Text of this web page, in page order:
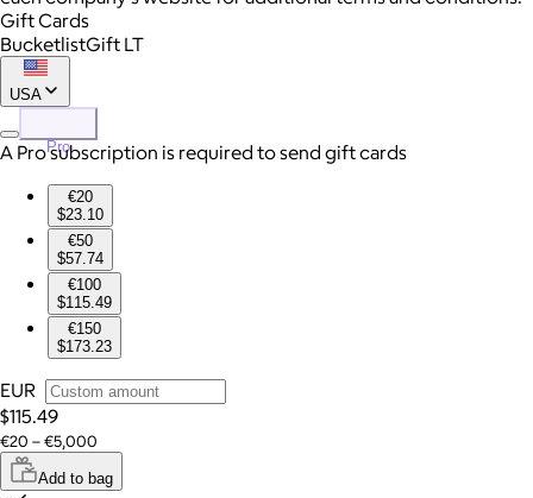
Gift Cards
BucketlistGift LT
USA
Pro
A Pro subscription is required to send gift cards
€20
$23.10
€50
$57.74
€100
$115.49
€150
$173.23
EUR
$115.49
€20 – €5,000
Add to bag